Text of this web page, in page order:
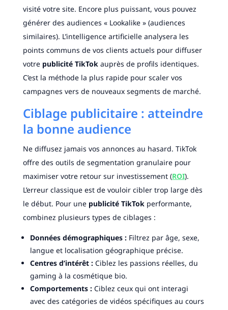
visité votre site. Encore plus puissant, vous pouvez
générer des audiences « Lookalike » (audiences
similaires). L’intelligence artificielle analysera les
points communs de vos clients actuels pour diffuser
votre publicité TikTokauprès de profils identiques.
C’est la méthode la plus rapide pour scaler vos
campagnes vers de nouveaux segments de marché.
Ciblage publicitaire : atteindre
la bonne audience
Ne diffusez jamais vos annonces au hasard. TikTok
offre des outils de segmentation granulaire pour
maximiser votre retour sur investissement (ROI).
L’erreur classique est de vouloir cibler trop large dès
le début. Pour une publicité TikTokperformante,
combinez plusieurs types de ciblages :
Données démographiques :Filtrez par âge, sexe,
langue et localisation géographique précise.
Centres d’intérêt :Ciblez les passions réelles, du
gaming à la cosmétique bio.
Comportements :Ciblez ceux qui ont interagi
avec des catégories de vidéos spécifiques au cours